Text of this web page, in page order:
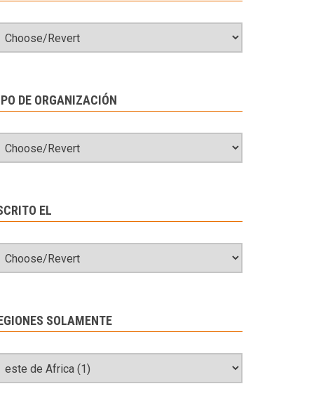
DE ORGANIZACIÓN
EL
SOLAMENTE